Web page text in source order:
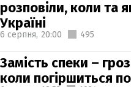
розповіли, коли та
Україні
6 серпня, 20:00 495
Замість спеки –
коли погіршиться